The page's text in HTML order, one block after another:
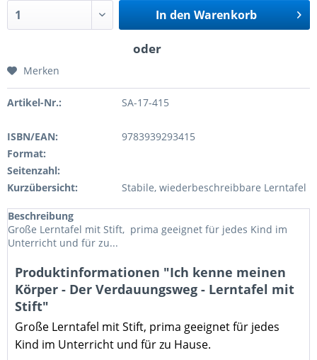
In den Warenkorb
Merken
Artikel-Nr.: SA-17-415
ISBN/EAN:
9783939293415
Format:
Seitenzahl:
Kurzübersicht:
Stabile, wiederbeschreibbare Lerntafel
Beschreibung
Große Lerntafel mit Stift, prima geeignet für jedes Kind im
Unterricht und für zu...
Produktinformationen "Ich kenne meinen
Körper - Der Verdauungsweg - Lerntafel mit
Stift"
Große Lerntafel mit Stift, prima geeignet für jedes
Kind im Unterricht und für zu Hause.